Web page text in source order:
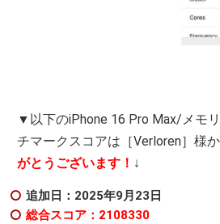
▼以下のiPhone 16 Pro Max/メモ
チマークスコアは［Verloren］様
がとうございます！ ↓
追加日：2025年9月23日
総合スコア：2108330